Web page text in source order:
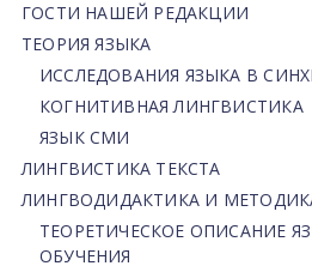
ГОСТИ НАШЕЙ РЕДАКЦИИ
ТЕОРИЯ ЯЗЫКА
ИССЛЕДОВАНИЯ ЯЗЫКА В
КОГНИТИВНАЯ ЛИНГВИСТИКА
ЯЗЫК СМИ
ЛИНГВИСТИКА ТЕКСТА
ЛИНГВОДИДАКТИКА И
ТЕОРЕТИЧЕСКОЕ ОПИСАНИЕ
ОБУЧЕНИЯ